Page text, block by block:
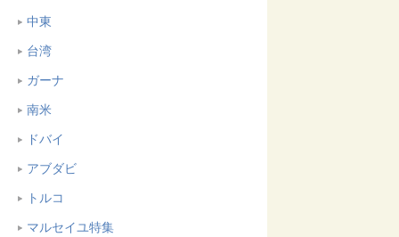
中東
台湾
ガーナ
南米
ドバイ
アブダビ
トルコ
マルセイユ特集